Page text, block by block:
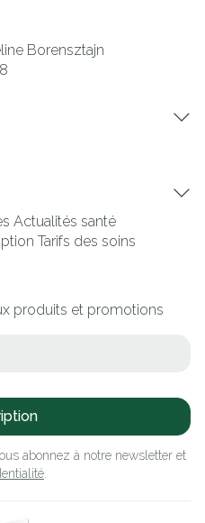
Borensztajn
Actualités santé
Tarifs des soins
produits et promotions
abonnez à notre newsletter et